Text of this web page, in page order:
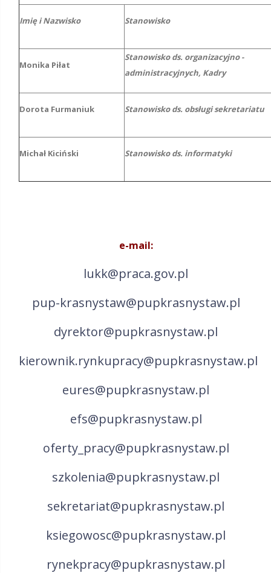
Imię i Nazwisko Stanowisko
Monika Piłat
Stanowisko ds. organizacyjno -
administracyjnych, Kadry
Dorota Furmaniuk Stanowisko ds. obsługi sekretariatu
Michał Kiciński Stanowisko ds. informatyki
e-mail:
lukk@praca.gov.pl
pup-krasnystaw@pupkrasnystaw.pl
dyrektor@pupkrasnystaw.pl
kierownik.rynkupracy@pupkrasnystaw.pl
eures@pupkrasnystaw.pl
efs@pupkrasnystaw.pl
oferty_pracy@pupkrasnystaw.pl
szkolenia@pupkrasnystaw.pl
sekretariat@pupkrasnystaw.pl
ksiegowosc@pupkrasnystaw.pl
rynekpracy@pupkrasnystaw.pl